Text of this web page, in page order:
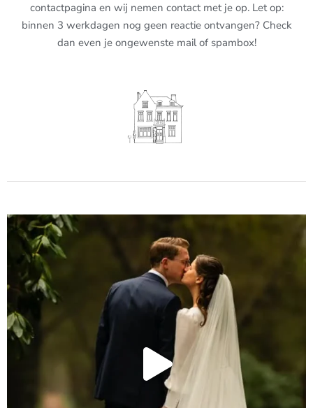
contactpagina en wij nemen contact met je op. Let op:
binnen 3 werkdagen nog geen reactie ontvangen? Check
dan even je ongewenste mail of spambox!